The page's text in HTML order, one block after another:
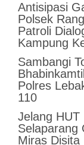
Antisipasi
Polsek
Patroli
Kampung
Sambangi
Polres
110
Jelang
Selaparang
Miras Disita